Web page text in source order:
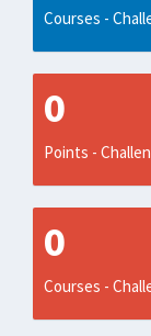
Courses -
0
Points -
0
Courses -